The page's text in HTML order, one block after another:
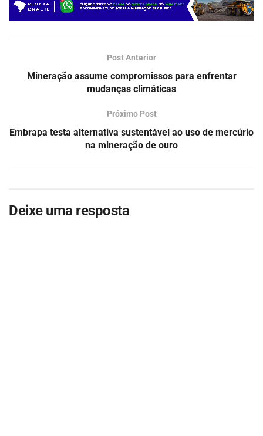
Post Anterior
Mineração assume compromissos para enfrentar
mudanças climáticas
Próximo Post
Embrapa testa alternativa sustentável ao uso de mercúrio
na mineração de ouro
Deixe uma resposta